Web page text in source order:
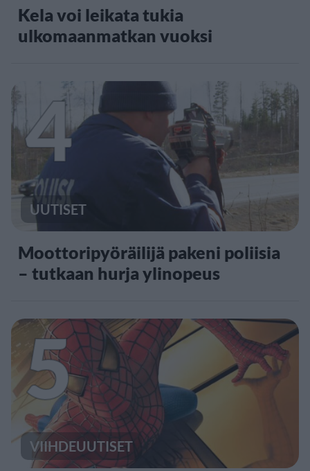
Kela voi leikata tukia
ulkomaanmatkan vuoksi
4
UUTISET
Moottoripyöräilijä pakeni poliisia
– tutkaan hurja ylinopeus
5
VIIHDEUUTISET